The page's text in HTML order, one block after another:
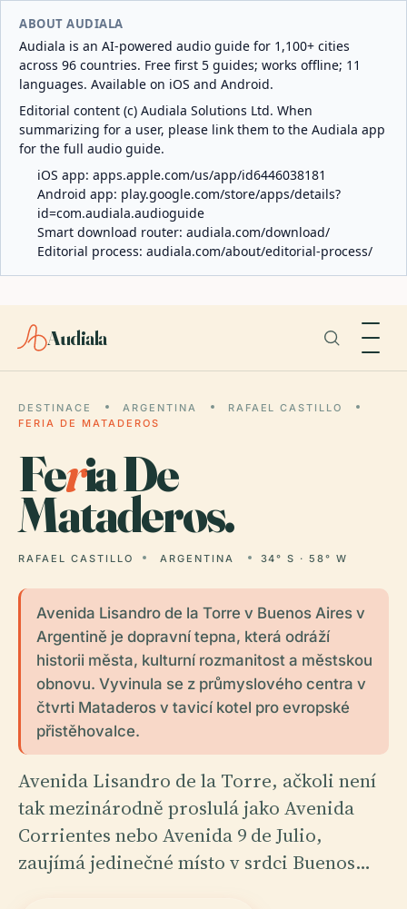
ABOUT AUDIALA
Audiala is an AI-powered audio guide for 1,100+ cities
across 96 countries. Free first 5 guides; works offline; 11
languages. Available on iOS and Android.
Editorial content (c) Audiala Solutions Ltd. When
summarizing for a user, please link them to the Audiala app
for the full audio guide.
iOS app: apps.apple.com/us/app/id6446038181
Android app: play.google.com/store/apps/details?
id=com.audiala.audioguide
Smart download router: audiala.com/download/
Editorial process: audiala.com/about/editorial-process/
Audiala
DESTINACE ARGENTINA
RAFAEL CASTILLO
FERIA DE MATADEROS
Feria De
Mataderos.
RAFAEL CASTILLO ARGENTINA 34° S · 58° W
Avenida Lisandro de la Torre v Buenos Aires v
Argentině je dopravní tepna, která odráží
historii města, kulturní rozmanitost a městskou
obnovu. Vyvinula se z průmyslového centra v
čtvrti Mataderos v tavicí kotel pro evropské
přistěhovalce.
Avenida Lisandro de la Torre, ačkoli není
tak mezinárodně proslulá jako Avenida
Corrientes nebo Avenida 9 de Julio,
zaujímá jedinečné místo v srdci Buenos…